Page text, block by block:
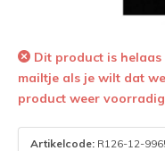
Dit product is
mailtje als je wilt dat
product weer
Artikelcode: R126-12-